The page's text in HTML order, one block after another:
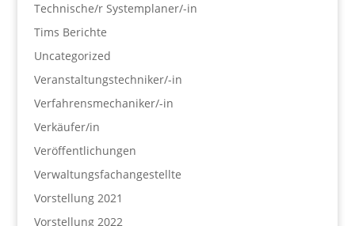
Technische/r Systemplaner/-in
Tims Berichte
Uncategorized
Veranstaltungstechniker/-in
Verfahrensmechaniker/-in
Verkäufer/in
Veröffentlichungen
Verwaltungsfachangestellte
Vorstellung 2021
Vorstellung 2022